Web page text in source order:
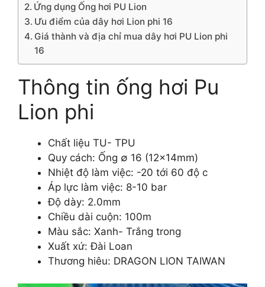
Ứng dụng Ống hơi PU Lion
Ưu điểm của dây hơi Lion phi 16
Giá thành và địa chỉ mua dây hơi PU Lion phi
16
Thông tin ống hơi Pu
Lion phi
Chất liệu TU- TPU
Quy cách: Ống ∅ 16 (12x14mm)
Nhiệt độ làm việc: -20 tới 60 độ c
Áp lực làm việc: 8-10 bar
Độ dày: 2.0mm
Chiều dài cuộn: 100m
Màu sắc: Xanh- Trắng trong
Xuất xứ: Đài Loan
Thương hiêu: DRAGON LION TAIWAN